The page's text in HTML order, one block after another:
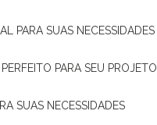
PARA SUAS NECESSIDADES
PARA SEU PROJETO
SUAS NECESSIDADES